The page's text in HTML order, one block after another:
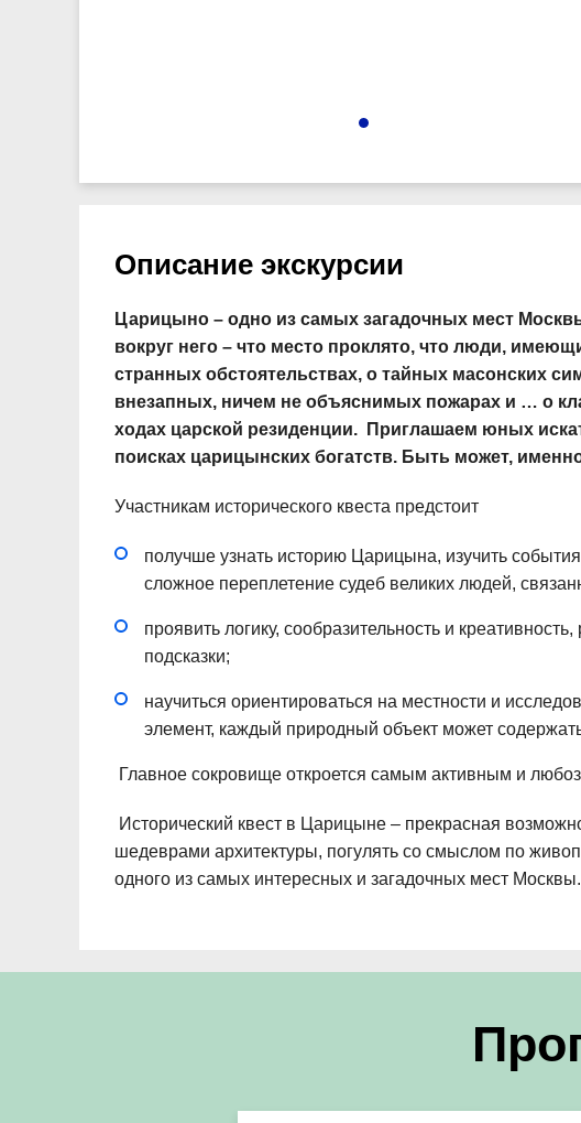
Описание экскурсии
Царицыно – одно из самых загадочных мест
вокруг него – что место проклято, что люди,
странных обстоятельствах, о тайных масонских
внезапных, ничем не объяснимых пожарах и … о
ходах царской резиденции. Приглашаем юных
поисках царицынских богатств. Быть может,
Участникам исторического квеста предстоит
получше узнать историю Царицына, изучить
сложное переплетение судеб великих людей,
проявить логику, сообразительность и
подсказки;
научиться ориентироваться на местности и
элемент, каждый природный объект может
Главное сокровище откроется самым активным и
Исторический квест в Царицыне – прекрасная
шедеврами архитектуры, погулять со смыслом по
одного из самых интересных и загадочных мест Москвы.